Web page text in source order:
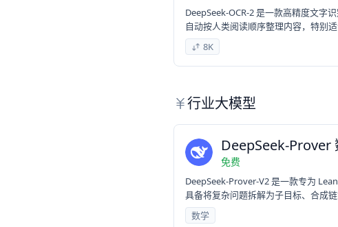
DeepSeek-OCR-2 是一款高精度文字
自动按人类阅读顺序整理内容，特别
8K
行业大模型
DeepSeek-Prover
免费
DeepSeek-Prover-V2 是一款专为
具备将复杂问题拆解为子目标、合成
驱动的递归证明管线进行冷启动训练
理证明效率与泛化能力。
数学